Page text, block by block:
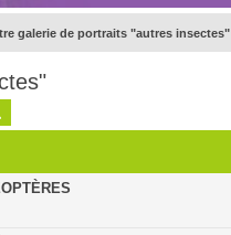
galerie de portraits "autres insectes"